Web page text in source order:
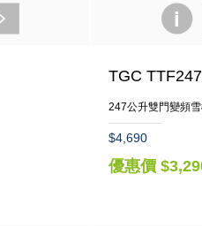
TGC
247公升雙門變頻
$4,690
優惠價